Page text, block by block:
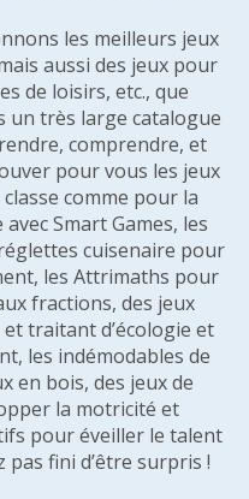
les meilleurs jeux
aussi des jeux pour
de loisirs, etc., que
un très large catalogue
comprendre, et
pour vous les jeux
comme pour la
Smart Games, les
cuisenaire pour
les Attrimaths pour
fractions, des jeux
traitant d’écologie et
les indémodables de
en bois, des jeux de
la motricité et
pour éveiller le talent
pas fini d’être surpris !